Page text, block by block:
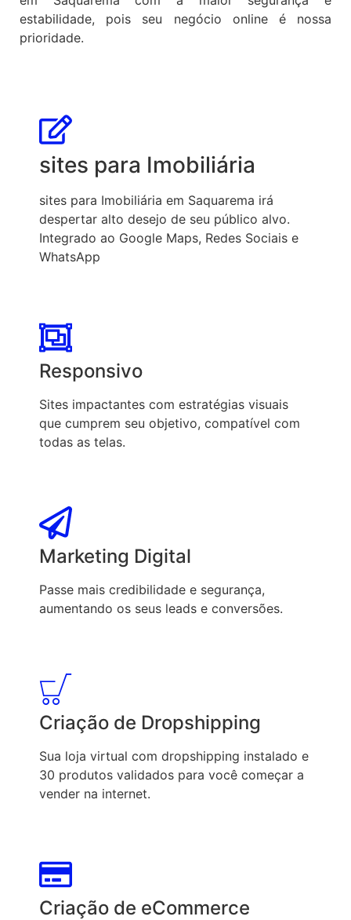
estabilidade, pois seu negócio online é nossa
prioridade.
sites para Imobiliária
sites para Imobiliária em Saquarema irá
despertar alto desejo de seu público alvo.
Integrado ao Google Maps, Redes Sociais e
WhatsApp
Responsivo
Sites impactantes com estratégias visuais
que cumprem seu objetivo, compatível com
todas as telas.
Marketing Digital
Passe mais credibilidade e segurança,
aumentando os seus leads e conversões.
Criação de Dropshipping
Sua loja virtual com dropshipping instalado e
30 produtos validados para você começar a
vender na internet.
Criação de eCommerce